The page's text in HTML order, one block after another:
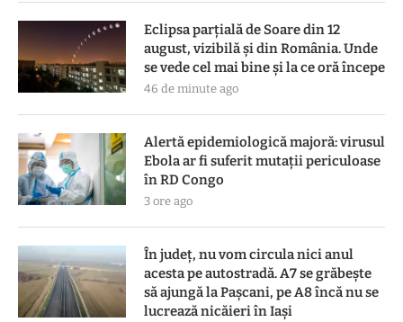
Eclipsa parțială de Soare din 12
august, vizibilă și din România. Unde
se vede cel mai bine și la ce oră începe
46 de minute ago
Alertă epidemiologică majoră: virusul
Ebola ar fi suferit mutații periculoase
în RD Congo
3 ore ago
În județ, nu vom circula nici anul
acesta pe autostradă. A7 se grăbește
să ajungă la Pașcani, pe A8 încă nu se
lucrează nicăieri în Iași